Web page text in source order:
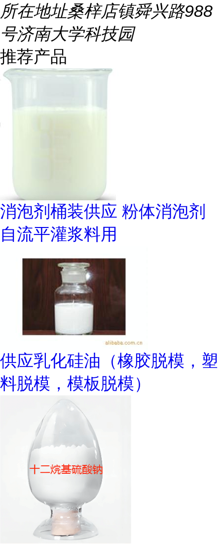
所在地址桑梓店镇舜兴路988
号济南大学科技园
推荐产品
消泡剂桶装供应 粉体消泡剂
自流平灌浆料用
供应乳化硅油（橡胶脱模，塑
料脱模，模板脱模）